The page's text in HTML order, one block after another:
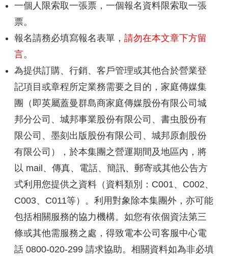
一個人限索取一張票，一個報名資料限索取一張
票。
報名請務必填寫報名表單， 請勿在本文章下方留
言。
為提供訂購、行銷、客戶管理或其他合於營業登
記項目或章程所定業務需要之目的，家庭傳媒集
團（即英屬蓋曼群島商家庭傳媒股份有限公司城
邦分公司、城邦事業股份有限公司、書虫股份有
限公司、墨刻出版股份有限公司、城邦原創股份
有限公司），於本集團之營運期間及地區內，將
以 mail、傳真、電話、簡訊、郵寄或其他公告方
式利用您提供之資料（資料類別：C001、C002、
C003、C011等）。利用對象除本集團外，亦可能
包括相關服務的協力機構。如您有依個資法第三
條或其他需服務之處，得致電本公司客服中心電
話 0800-020-299 請求協助。相關資料如為非必填